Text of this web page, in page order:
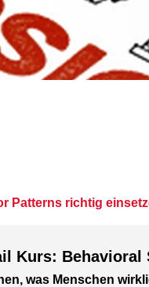
Patterns richtig
Kurs: Behavioral
was Menschen